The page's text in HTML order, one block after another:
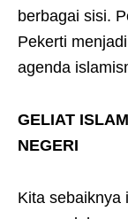
berbagai sisi.
Pekerti
agenda
GELIAT
NEGERI
Kita sebaiknya